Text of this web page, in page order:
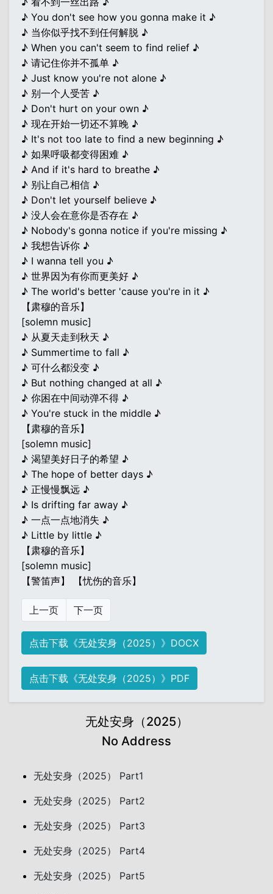
♪ You don't see how you gonna make it ♪
♪ 当你似乎找不到任何解脱 ♪
♪ When you can't seem to find relief ♪
♪ 请记住你并不孤单 ♪
♪ Just know you're not alone ♪
♪ 别一个人受苦 ♪
♪ Don't hurt on your own ♪
♪ 现在开始一切还不算晚 ♪
♪ It's not too late to find a new beginning ♪
♪ 如果呼吸都变得困难 ♪
♪ And if it's hard to breathe ♪
♪ 别让自己相信 ♪
♪ Don't let yourself believe ♪
♪ 没人会在意你是否存在 ♪
♪ Nobody's gonna notice if you're missing ♪
♪ 我想告诉你 ♪
♪ I wanna tell you ♪
♪ 世界因为有你而更美好 ♪
♪ The world's better 'cause you're in it ♪
【肃穆的音乐】
[solemn music]
♪ 从夏天走到秋天 ♪
♪ Summertime to fall ♪
♪ 可什么都没变 ♪
♪ But nothing changed at all ♪
♪ 你困在中间动弹不得 ♪
♪ You're stuck in the middle ♪
【肃穆的音乐】
[solemn music]
♪ 渴望美好日子的希望 ♪
♪ The hope of better days ♪
♪ 正慢慢飘远 ♪
♪ Is drifting far away ♪
♪ 一点一点地消失 ♪
♪ Little by little ♪
【肃穆的音乐】
[solemn music]
【警笛声】 【忧伤的音乐】
上一页 下一页
点击下载《无处安身（2025）》DOCX
点击下载《无处安身（2025）》PDF
无处安身（2025）
No Address
无处安身（2025） Part1
无处安身（2025） Part2
无处安身（2025） Part3
无处安身（2025） Part4
无处安身（2025） Part5